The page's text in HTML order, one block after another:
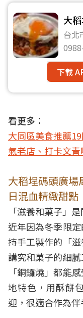
大
台北
下載
看更多：
大同區美食推薦
氣老店、打卡文
大稻埕碼頭廣場
日混血精緻甜點
「滋養和菓子」
近年因為冬季限
持手工製作的「
講究和菓子的細
「銅鑼燒」都能
地特色，用酥餅
迎，很適合作為伴